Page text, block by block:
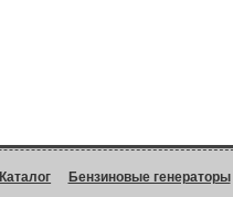
Каталог Бензиновые генераторы